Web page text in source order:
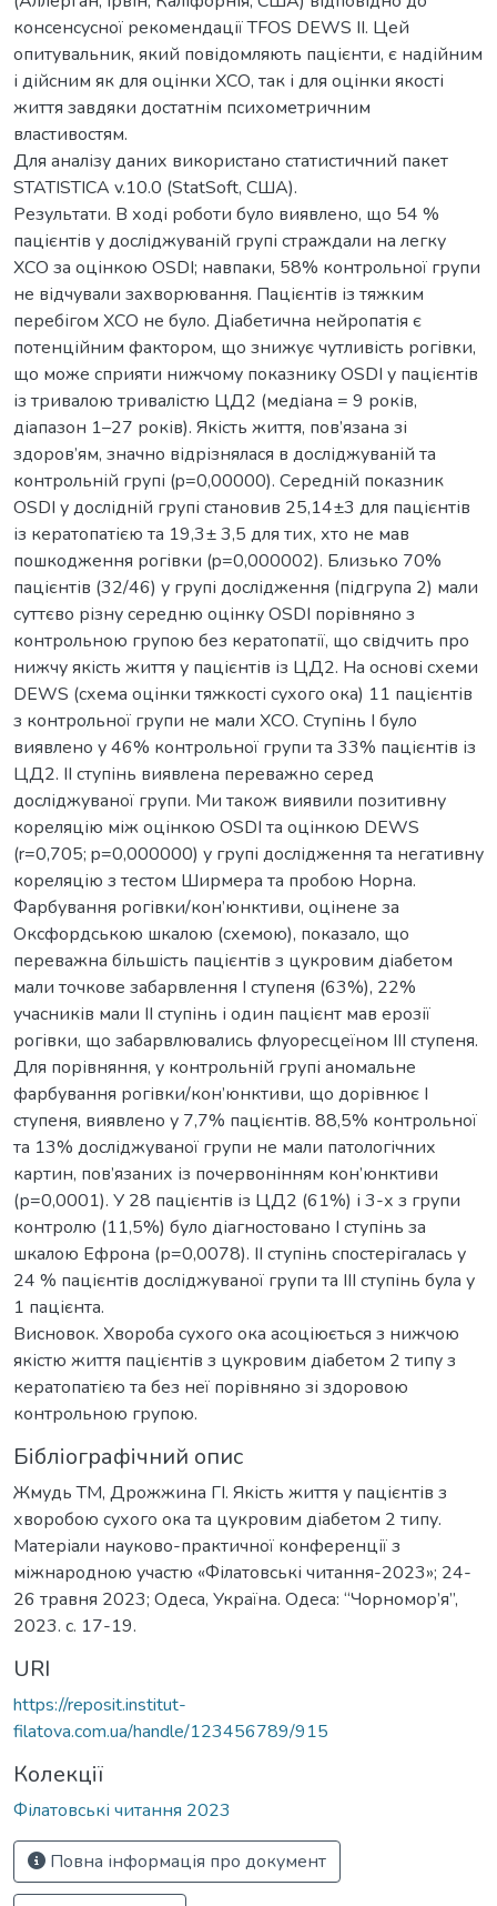
консенсусної рекомендації TFOS DEWS II. Цей
опитувальник, який повідомляють пацієнти, є надійним
і дійсним як для оцінки ХСО, так і для оцінки якості
життя завдяки достатнім психометричним
властивостям.
Для аналізу даних використано статистичний пакет
STATISTICA v.10.0 (StatSoft, США).
Результати. В ході роботи було виявлено, що 54 %
пацієнтів у досліджуваній групі страждали на легку
ХСО за оцінкою OSDI; навпаки, 58% контрольної групи
не відчували захворювання. Пацієнтів із тяжким
перебігом ХСО не було. Діабетична нейропатія є
потенційним фактором, що знижує чутливість рогівки,
що може сприяти нижчому показнику OSDI у пацієнтів
із тривалою тривалістю ЦД2 (медіана = 9 років,
діапазон 1–27 років). Якість життя, пов’язана зі
здоров’ям, значно відрізнялася в досліджуваній та
контрольній групі (p=0,00000). Середній показник
OSDI у дослідній групі становив 25,14±3 для пацієнтів
із кератопатією та 19,3± 3,5 для тих, хто не мав
пошкодження рогівки (p=0,000002). Близько 70%
пацієнтів (32/46) у групі дослідження (підгрупа 2) мали
суттєво різну середню оцінку OSDI порівняно з
контрольною групою без кератопатії, що свідчить про
нижчу якість життя у пацієнтів із ЦД2. На основі схеми
DEWS (схема оцінки тяжкості сухого ока) 11 пацієнтів
з контрольної групи не мали ХСО. Ступінь I було
виявлено у 46% контрольної групи та 33% пацієнтів із
ЦД2. ІІ ступінь виявлена переважно серед
досліджуваної групи. Ми також виявили позитивну
кореляцію між оцінкою OSDI та оцінкою DEWS
(r=0,705; p=0,000000) у групі дослідження та негативну
кореляцію з тестом Ширмера та пробою Норна.
Фарбування рогівки/кон’юнктиви, оцінене за
Оксфордською шкалою (схемою), показало, що
переважна більшість пацієнтів з цукровим діабетом
мали точкове забарвлення I ступеня (63%), 22%
учасників мали ІІ ступінь і один пацієнт мав ерозії
рогівки, що забарвлювались флуоресцеїном III ступеня.
Для порівняння, у контрольній групі аномальне
фарбування рогівки/кон’юнктиви, що дорівнює I
ступеня, виявлено у 7,7% пацієнтів. 88,5% контрольної
та 13% досліджуваної групи не мали патологічних
картин, пов’язаних із почервонінням кон’юнктиви
(р=0,0001). У 28 пацієнтів із ЦД2 (61%) і 3-х з групи
контролю (11,5%) було діагностовано I ступінь за
шкалою Ефрона (р=0,0078). ІІ ступінь спостерігалась у
24 % пацієнтів досліджуваної групи та ІІІ ступінь була у
1 пацієнта.
Висновок. Хвороба сухого ока асоціюється з нижчою
якістю життя пацієнтів з цукровим діабетом 2 типу з
кератопатією та без неї порівняно зі здоровою
контрольною групою.
Бібліографічний опис
Жмудь ТМ, Дрожжина ГІ. Якість життя у пацієнтів з
хворобою сухого ока та цукровим діабетом 2 типу.
Матеріали науково-практичної конференції з
міжнародною участю «Філатовські читання-2023»; 24-
26 травня 2023; Одеса, Україна. Одеса: “Чорномор’я”,
2023. c. 17-19.
URI
https://reposit.institut-
filatova.com.ua/handle/123456789/915
Колекції
Філатовські читання 2023
Повна інформація про документ